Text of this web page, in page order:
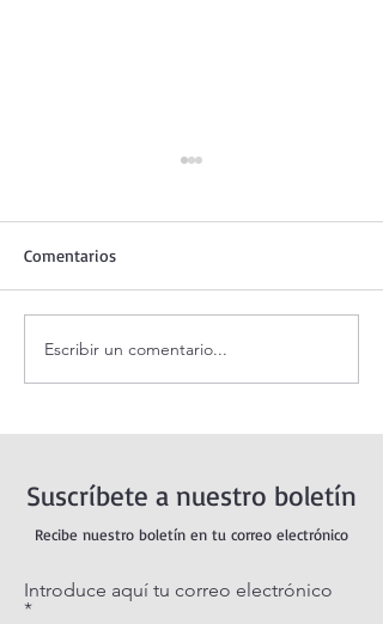
Adoración al Santísimo en
vivo / Perpetual Adoration
Comentarios
Escribir un comentario...
Suscríbete a nuestro boletín
Recibe nuestro boletín en tu correo electrónico
Introduce aquí tu correo electrónico